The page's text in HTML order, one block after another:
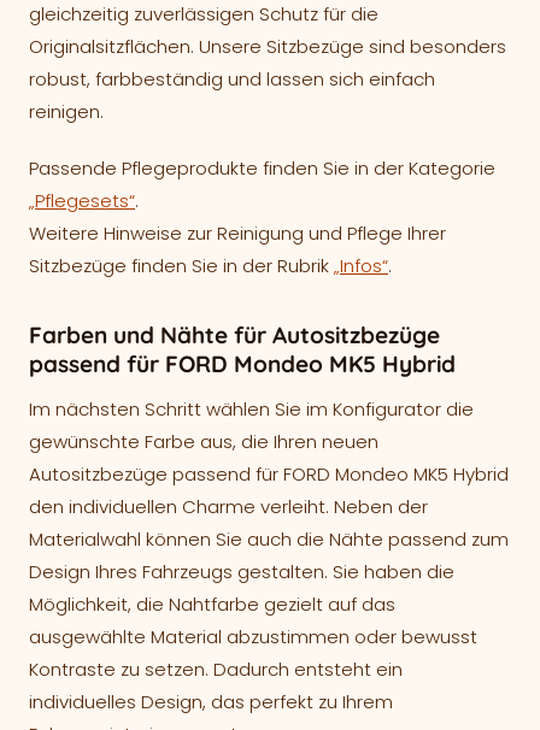
gleichzeitig zuverlässigen Schutz für die
Originalsitzflächen. Unsere Sitzbezüge sind besonders
robust, farbbeständig und lassen sich einfach
reinigen.
Passende Pflegeprodukte finden Sie in der Kategorie
„Pflegesets“.
Weitere Hinweise zur Reinigung und Pflege Ihrer
Sitzbezüge finden Sie in der Rubrik„Infos“.
Farben und Nähte für Autositzbezüge
passend für FORD Mondeo MK5 Hybrid
Im nächsten Schritt wählen Sie im Konfigurator die
gewünschte Farbe aus, die Ihren neuen
Autositzbezüge passend für FORD Mondeo MK5 Hybrid
den individuellen Charme verleiht. Neben der
Materialwahl können Sie auch die Nähte passend zum
Design Ihres Fahrzeugs gestalten. Sie haben die
Möglichkeit, die Nahtfarbe gezielt auf das
ausgewählte Material abzustimmen oder bewusst
Kontraste zu setzen. Dadurch entsteht ein
individuelles Design, das perfekt zu Ihrem